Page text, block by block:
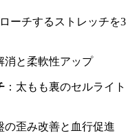
ーチするストレッチを3
消と柔軟性アップ
：太もも裏のセルライト
の歪み改善と血行促進